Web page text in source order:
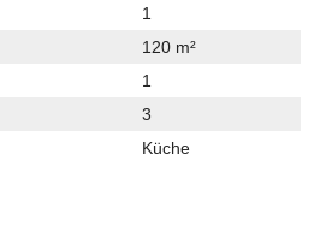
1
120 m²
1
3
Küche